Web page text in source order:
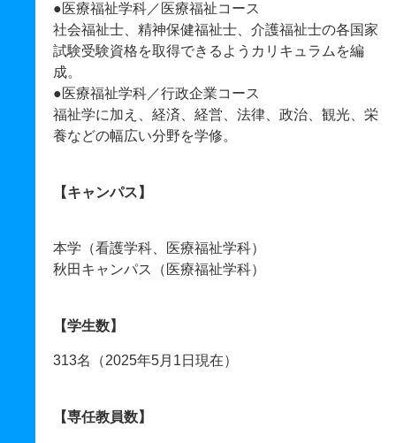
●医療福祉学科／医療福祉コース
社会福祉士、精神保健福祉士、介護福祉士の各国家
試験受験資格を取得できるようカリキュラムを編
成。
●医療福祉学科／行政企業コース
福祉学に加え、経済、経営、法律、政治、観光、栄
養などの幅広い分野を学修。
【キャンパス】
本学（看護学科、医療福祉学科）
秋田キャンパス（医療福祉学科）
【学生数】
313名（2025年5月1日現在）
【専任教員数】